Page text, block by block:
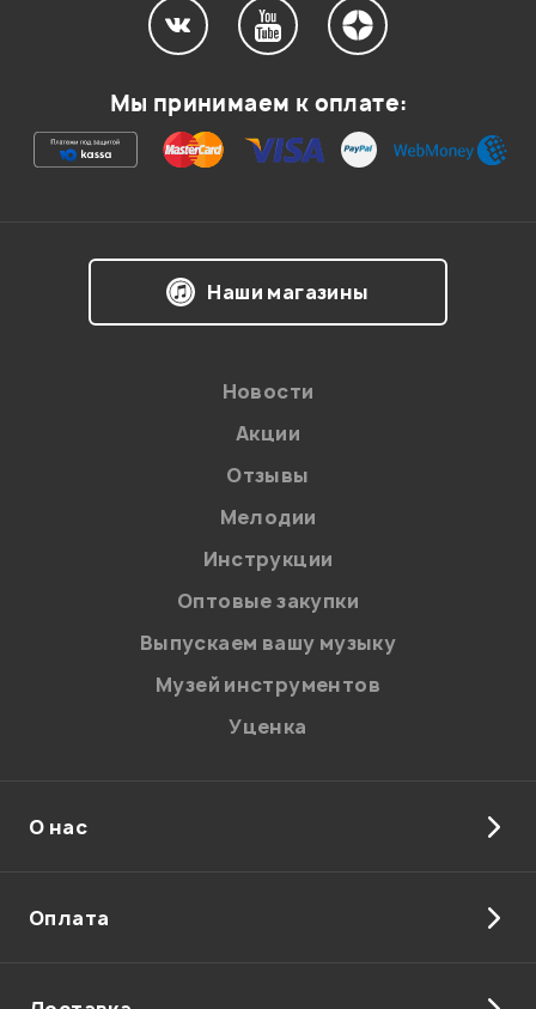
Ваша оценка:
на обработку персональных данных в
Политикой в отношении обработки
персональных данных.
Введите проверочное число:
Отправить
Мы принимаем к оплате:
Наши магазины
Новости
Акции
Отзывы
Мелодии
Инструкции
Оптовые закупки
Выпускаем вашу музыку
Музей инструментов
Уценка
О нас
Оплата